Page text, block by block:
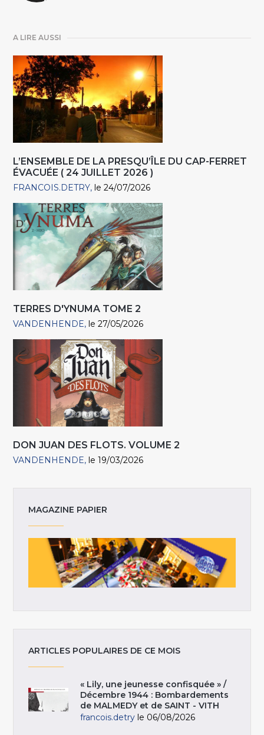
A LIRE AUSSI
L’ENSEMBLE DE LA PRESQU’ÎLE DU CAP-FERRET
ÉVACUÉE ( 24 JUILLET 2026 )
FRANCOIS.DETRY le 24/07/2026
TERRES D'YNUMA TOME 2
VANDENHENDE le 27/05/2026
DON JUAN DES FLOTS. VOLUME 2
VANDENHENDE le 19/03/2026
MAGAZINE PAPIER
ARTICLES POPULAIRES DE CE MOIS
« Lily, une jeunesse confisquée » /
Décembre 1944 : Bombardements
de MALMEDY et de SAINT - VITH
francois.detry le 06/08/2026